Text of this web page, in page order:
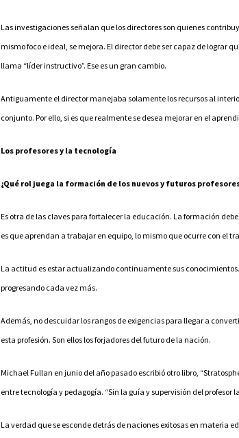
Las investigaciones señalan que los directores son quienes
mismo foco e ideal, se mejora. El director debe ser capaz de lograr
llama “líder instructivo”. Ese es un gran cambio.
Antiguamente el director manejaba solamente los recursos al
conjunto. Por ello, si es que realmente se desea mejorar en el
Los profesores y la tecnología
¿Qué rol juega la formación de los nuevos y futuros
Es otra de las claves para fortalecer la educación. La formación
es que aprendan a trabajar en equipo, lo mismo que ocurre con el
La actitud es estar actualizando continuamente sus
progresando cada vez más.
Además, no descuidar los rangos de exigencias para llegar a
esta profesión. Son ellos los forjadores del futuro de la nación.
Michael Fullan en junio del año pasado escribió otro libro,
entre tecnología y pedagogía. “Sin la guía y supervisión del profesor
La verdad que se esconde detrás de naciones exitosas en materia